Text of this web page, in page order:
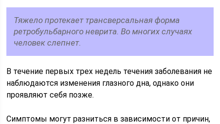
Тяжело протекает трансверсальная форма
ретробульбарного неврита. Во многих случаях
человек слепнет.
В течение первых трех недель течения заболевания не
наблюдаются изменения глазного дна, однако они
проявляют себя позже.
Симптомы могут разниться в зависимости от причин,